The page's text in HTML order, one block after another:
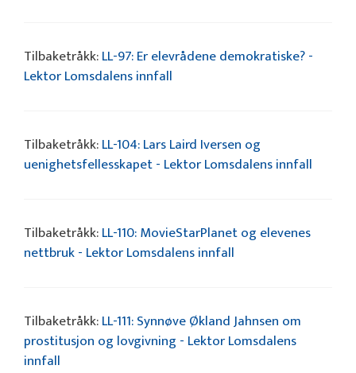
Tilbaketråkk:LL-97: Er elevrådene demokratiske? -
Lektor Lomsdalens innfall
Tilbaketråkk:LL-104: Lars Laird Iversen og
uenighetsfellesskapet - Lektor Lomsdalens innfall
Tilbaketråkk:LL-110: MovieStarPlanet og elevenes
nettbruk - Lektor Lomsdalens innfall
Tilbaketråkk:LL-111: Synnøve Økland Jahnsen om
prostitusjon og lovgivning - Lektor Lomsdalens
innfall